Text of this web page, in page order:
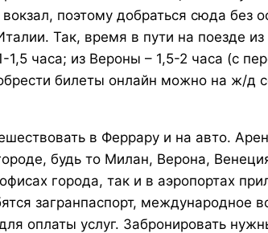
поэтому добраться сюда без
Так, время в пути на поезде
1,5 часа; из Вероны – 1,5-2 часа (с
билеты онлайн можно на ж/д
в Феррару и на авто.
будь то Милан, Верона,
города, так и в аэропортах
загранпаспорт, международное
оплаты услуг. Забронировать